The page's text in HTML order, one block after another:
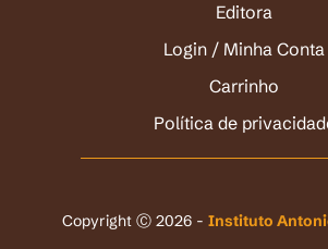
Editora
Login / Minha Conta
Carrinho
Política de
Copyright Ⓒ 2026 - Instituto